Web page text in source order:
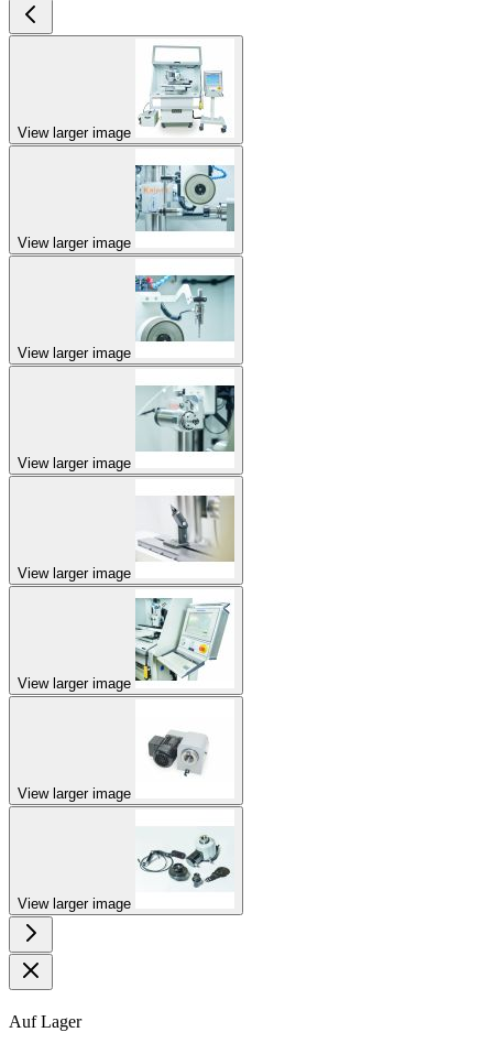
View larger image
View larger image
View larger image
View larger image
View larger image
View larger image
View larger image
View larger image
Auf Lager